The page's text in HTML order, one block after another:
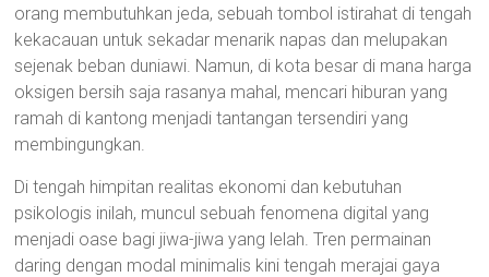
orang membutuhkan jeda, sebuah tombol istirahat di tengah
kekacauan untuk sekadar menarik napas dan melupakan
sejenak beban duniawi. Namun, di kota besar di mana harga
oksigen bersih saja rasanya mahal, mencari hiburan yang
ramah di kantong menjadi tantangan tersendiri yang
membingungkan.
Di tengah himpitan realitas ekonomi dan kebutuhan
psikologis inilah, muncul sebuah fenomena digital yang
menjadi oase bagi jiwa-jiwa yang lelah. Tren permainan
daring dengan modal minimalis kini tengah merajai gaya